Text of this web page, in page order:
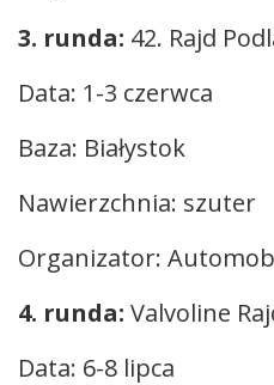
3. runda: 42. Rajd
Data: 1-3 czerwca
Baza: Białystok
Nawierzchnia: szuter
Organizator:
4. runda: Valvoline
Data: 6-8 lipca